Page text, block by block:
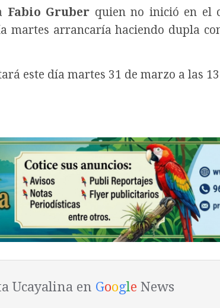
Fabio Gruber quien no inició en el
martes arrancaría haciendo dupla
este día martes 31 de marzo a las
Ucayalina en GoogleNews